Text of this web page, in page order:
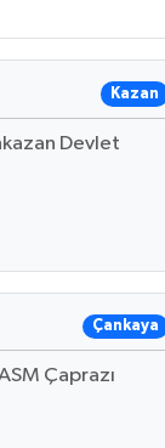
Kazan
Devlet
Çankaya
Çaprazı